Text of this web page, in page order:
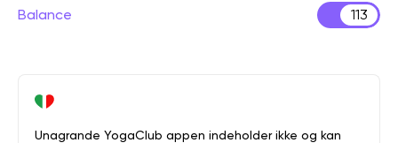
Balance 113
Unagrande YogaClub appen indeholder ikke og kan